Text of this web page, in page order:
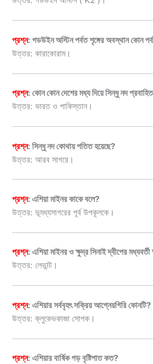
প্রশ্ন: গডউইন অস্টিন পর্বত শৃঙ্গের অবস্থান কোন
উত্তর: কারাকোরাম।
প্রশ্ন: কোন কোন দেশের মধ্য দিয়ে সিন্ধু নদ
উত্তর: ভারত ও পাকিস্তান।
প্রশ্ন: সিন্ধু নদ কোথায় পতিত হয়েছে?
উত্তর: আরব সাগরে।
প্রশ্ন: এশিয়া মাইনর কাকে বলে?
উত্তর: ভূমধ্যসাগরের পূর্ব উপকূলকে।
প্রশ্ন: এশিয়া মাইনর ও ক্ষুদ্র সিনাই দ্বীপের
উত্তর: লেভান্ট।
প্রশ্ন: এশিয়ার সর্ববৃহৎ সক্রিয় আগ্নেয়গিরি কোনটি?
উত্তর: ক্লুকেভকাজা সোপক।
প্রশ্ন: এশিয়ার বার্ষিক গড় বৃষ্টিপাত কত?